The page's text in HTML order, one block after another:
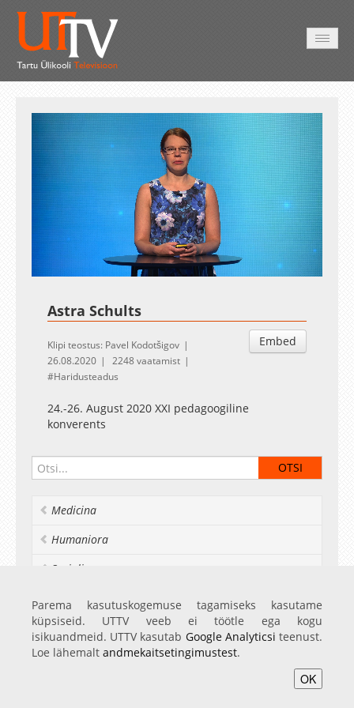
Loaded
3.54%
Esituskiirused
Auto
Astra Schults
Embed
Klipi teostus: Pavel Kodotšigov
26.08.2020
2248 vaatamist
Haridusteadus
24.-26. August 2020 XXI pedagoogiline
konverents
Medicina
Humaniora
Socialia
Realia et naturalia
Ülikoolist veel
Parema kasutuskogemuse tagamiseks kasutame
küpsiseid. UTTV veeb ei töötle ega kogu
isikuandmeid. UTTV kasutab Google Analyticsi teenust.
Loe lähemalt andmekaitsetingimustest.
OK